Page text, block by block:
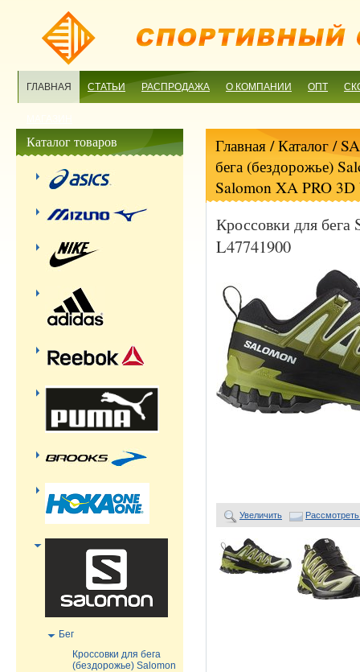
ГЛАВНАЯ СТАТЬИ РАСПРОДАЖА О КОМПАНИИ ОПТ
Главная/ Каталог /
бега (бездорожье)
Salomon XA PRO
Кроссовки для
L47741900
Увеличить
Каталог товаров
Бег
Кроссовки для бега
(бездорожье) Salomon